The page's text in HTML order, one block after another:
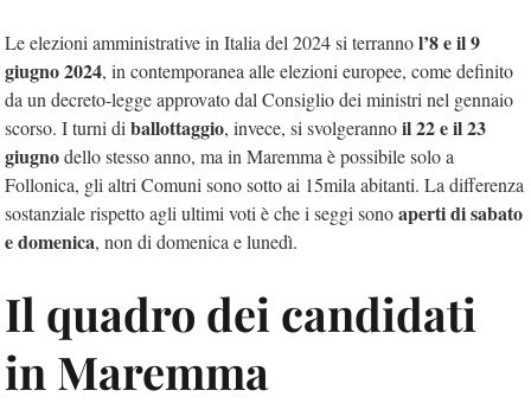
Le elezioni amministrative in Italia del 2024 si terrannol’8 e il 9
giugno 2024, in contemporanea alle elezioni europee, come definito
da un decreto-legge approvato dal Consiglio dei ministri nel gennaio
scorso. I turni di ballottaggio, invece, si svolgerannoil 22 e il 23
giugnodello stesso anno, ma in Maremma è possibile solo a
Follonica, gli altri Comuni sono sotto ai 15mila abitanti. La differenza
sostanziale rispetto agli ultimi voti è che i seggi sonoaperti di sabato
e domenica, non di domenica e lunedì.
Il quadro dei candidati
in Maremma